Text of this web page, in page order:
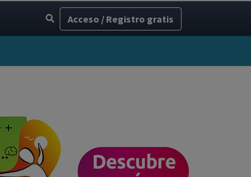
Acceso / Registro gratis